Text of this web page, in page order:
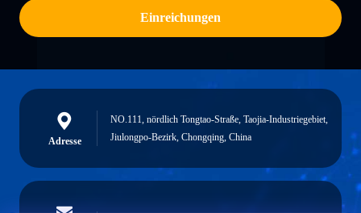
Einreichungen
Adresse
NO.111, nördlich Tongtao-Straße, Taojia-Industriegebiet,
Jiulongpo-Bezirk, Chongqing, China